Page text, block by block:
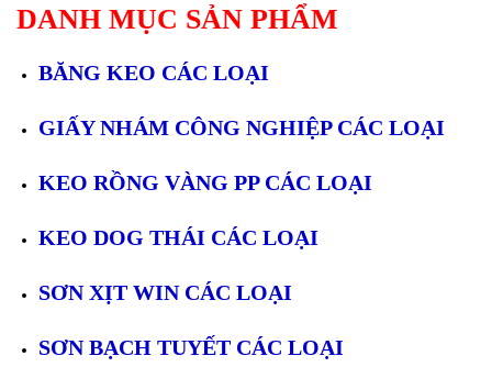
DANH MỤC SẢN PHẨM
BĂNG KEO CÁC LOẠI
GIẤY NHÁM CÔNG NGHIỆP CÁC LOẠI
KEO RỒNG VÀNG PP CÁC LOẠI
KEO DOG THÁI CÁC LOẠI
SƠN XỊT WIN CÁC LOẠI
SƠN BẠCH TUYẾT CÁC LOẠI